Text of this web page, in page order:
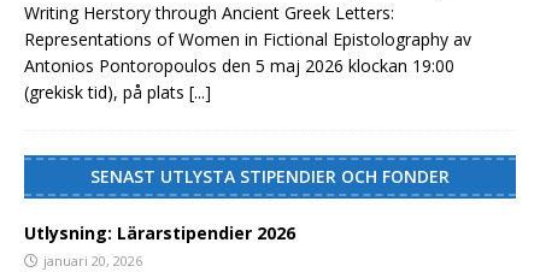
Writing Herstory through Ancient Greek Letters:
Representations of Women in Fictional Epistolography av
Antonios Pontoropoulos den 5 maj 2026 klockan 19:00
(grekisk tid), på plats [...]
SENAST UTLYSTA STIPENDIER OCH FONDER
Utlysning: Lärarstipendier 2026
januari 20, 2026